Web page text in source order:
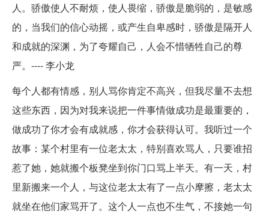
人。骄傲使人不耐烦，使人畏缩，骄傲是脆弱的，是敏感
的，当我们的信心动摇，或产生自卑感时，骄傲是隔开人
和成就的深渊，为了夸耀自己，人会不惜牺牲自己的尊
严。---- 李小龙
每个人都有情感，别人骂你肯定不高兴，但我尽量不去想
这些东西，因为对我来说把一件事情做成功是最重要的，
做成功了你才会有成就感，你才会获得认可。我听过一个
故事：某个村里有一位老太太，特别喜欢骂人，只要谁招
惹了她，她就搬个板凳坐到你门口骂上半天。有一天，村
里新搬来一个人，与这位老太太有了一点小摩擦，老太太
就坐在他们家骂开了。这个人一点也不生气，不接她一句